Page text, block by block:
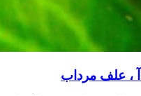
، علف مرداب